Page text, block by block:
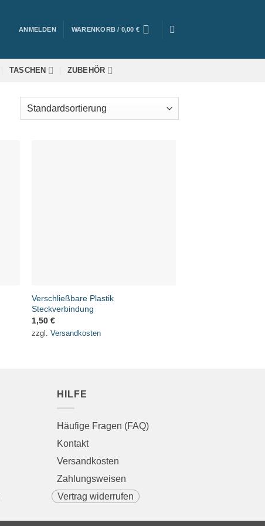
ANMELDEN WARENKORB / 0,00 €
TASCHEN ZUBEHÖR
Verschließbare Plastik
Steckverbindung
1,50 €
zzgl. Versandkosten
HILFE
Häufige Fragen (FAQ)
Kontakt
Versandkosten
Zahlungsweisen
Vertrag widerrufen